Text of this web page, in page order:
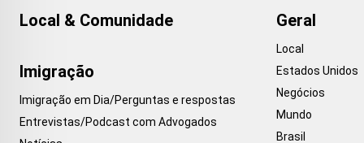
Local & Comunidade
Imigração
Imigração em Dia/Perguntas e respostas
Entrevistas/Podcast com Advogados
Geral
Local
Estados Unidos
Negócios
Mundo
Brasil